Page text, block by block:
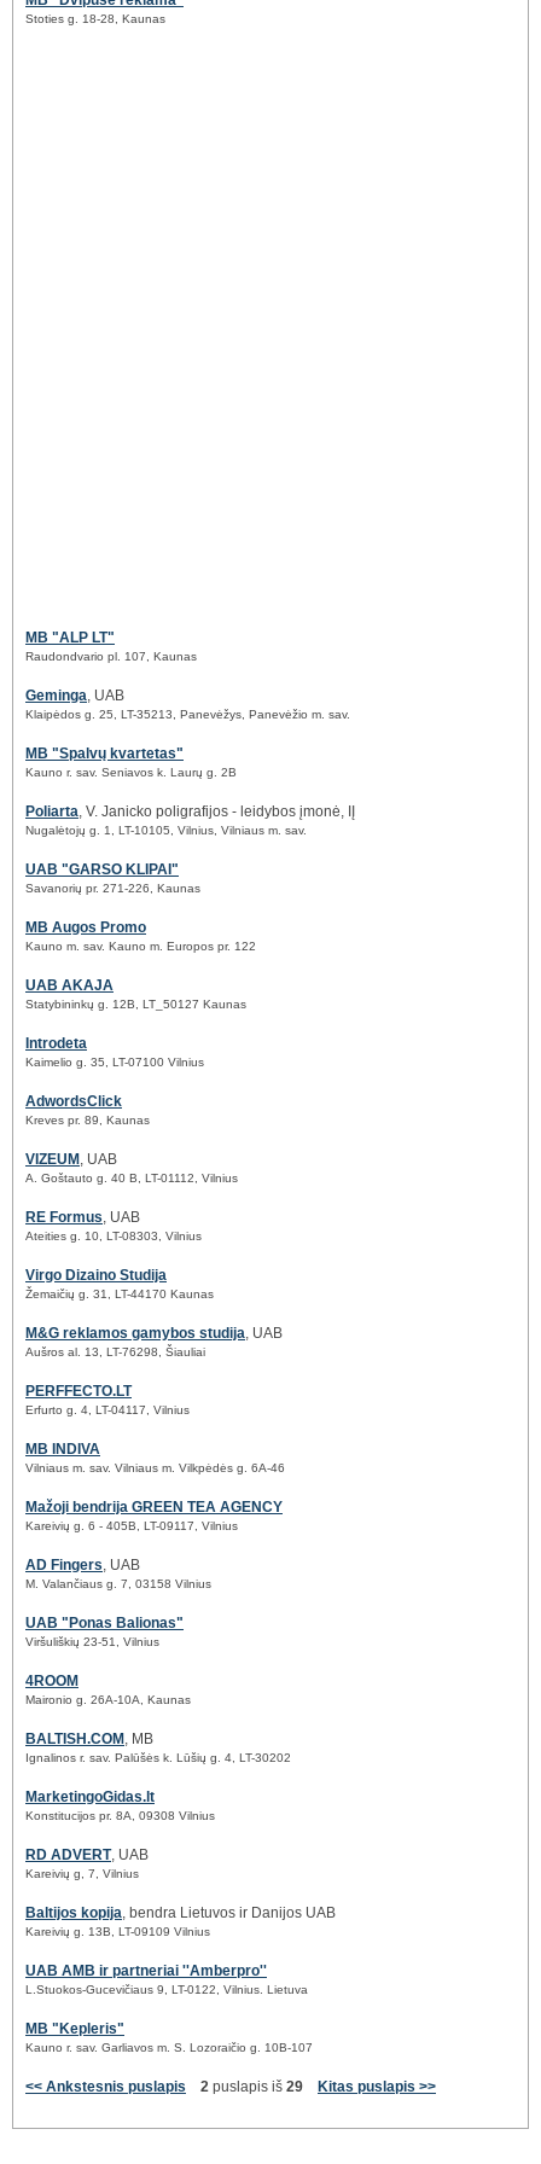
Stoties g. 18-28, Kaunas
MB "ALP LT"
Raudondvario pl. 107, Kaunas
Geminga, UAB
Klaipėdos g. 25, LT-35213, Panevėžys, Panevėžio m. sav.
MB "Spalvų kvartetas"
Kauno r. sav. Seniavos k. Laurų g. 2B
Poliarta, V. Janicko poligrafijos - leidybos įmonė, IĮ
Nugalėtojų g. 1, LT-10105, Vilnius, Vilniaus m. sav.
UAB "GARSO KLIPAI"
Savanorių pr. 271-226, Kaunas
MB Augos Promo
Kauno m. sav. Kauno m. Europos pr. 122
UAB AKAJA
Statybininkų g. 12B, LT_50127 Kaunas
Introdeta
Kaimelio g. 35, LT-07100 Vilnius
AdwordsClick
Kreves pr. 89, Kaunas
VIZEUM , UAB
A. Goštauto g. 40 B, LT-01112, Vilnius
RE Formus, UAB
Ateities g. 10, LT-08303, Vilnius
Virgo Dizaino Studija
Žemaičių g. 31, LT-44170 Kaunas
M&G reklamos gamybos studija, UAB
Aušros al. 13, LT-76298, Šiauliai
PERFFECTO.LT
Erfurto g. 4, LT-04117, Vilnius
MB INDIVA
Vilniaus m. sav. Vilniaus m. Vilkpėdės g. 6A-46
Mažoji bendrija GREEN TEA AGENCY
Kareivių g. 6 - 405B, LT-09117, Vilnius
AD Fingers, UAB
M. Valančiaus g. 7, 03158 Vilnius
UAB "Ponas Balionas"
Viršuliškių 23-51, Vilnius
4ROOM
Maironio g. 26A-10A, Kaunas
BALTISH.COM , MB
Ignalinos r. sav. Palūšės k. Lūšių g. 4, LT-30202
MarketingoGidas.lt
Konstitucijos pr. 8A, 09308 Vilnius
RD ADVERT, UAB
Kareivių g, 7, Vilnius
Baltijos kopija, bendra Lietuvos ir Danijos UAB
Kareivių g. 13B, LT-09109 Vilnius
UAB AMB ir partneriai ''Amberpro''
L.Stuokos-Gucevičiaus 9, LT-0122, Vilnius. Lietuva
MB "Kepleris"
Kauno r. sav. Garliavos m. S. Lozoraičio g. 10B-107
<< Ankstesnis puslapis 2 puslapis iš 29 Kitas puslapis >>